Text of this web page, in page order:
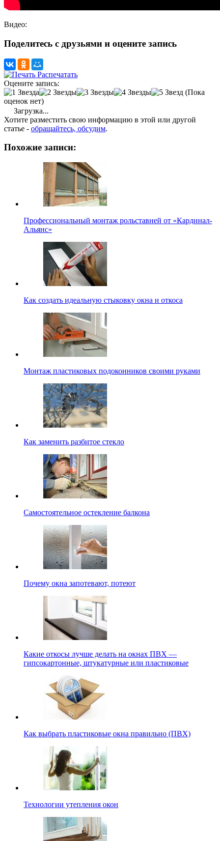
Видео:
Поделитесь с друзьями и оцените запись
Распечатать
Оцените запись:
(Пока
оценок нет)
Загрузка...
Хотите разместить свою информацию в этой или другой
статье - обращайтесь, обсудим.
Похожие записи:
Профессиональный монтаж рольставней от «Кардинал-
Альянс»
Как создать идеальную стыковку окна и откоса
Монтаж пластиковых подоконников своими руками
Как заменить разбитое стекло
Самостоятельное остекление балкона
Почему окна запотевают, потеют
Какие откосы лучше делать на окнах ПВХ —
гипсокартонные, штукатурные или пластиковые
Как выбрать пластиковые окна правильно (ПВХ)
Технологии утепления окон